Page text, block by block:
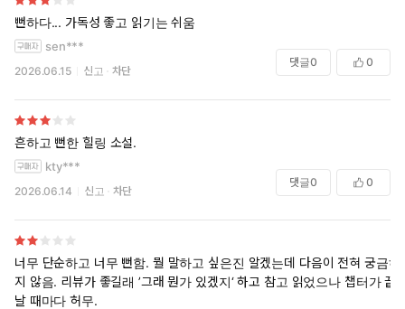
뻔하다... 가독성 좋고 읽기는 쉬움
sen***
2026.06.15 신고 차단
댓글0 0
흔하고 뻔한 힐링 소설.
kty***
2026.06.14 신고 차단
댓글0 0
너무 단순하고 너무 뻔함. 뭘 말하고 싶은진 알겠는데 다음이 전혀 궁금하
지 않음. 리뷰가 좋길래 ’그래 뭔가 있겠지‘ 하고 참고 읽었으나 챕터가 끝
날 때마다 허무.